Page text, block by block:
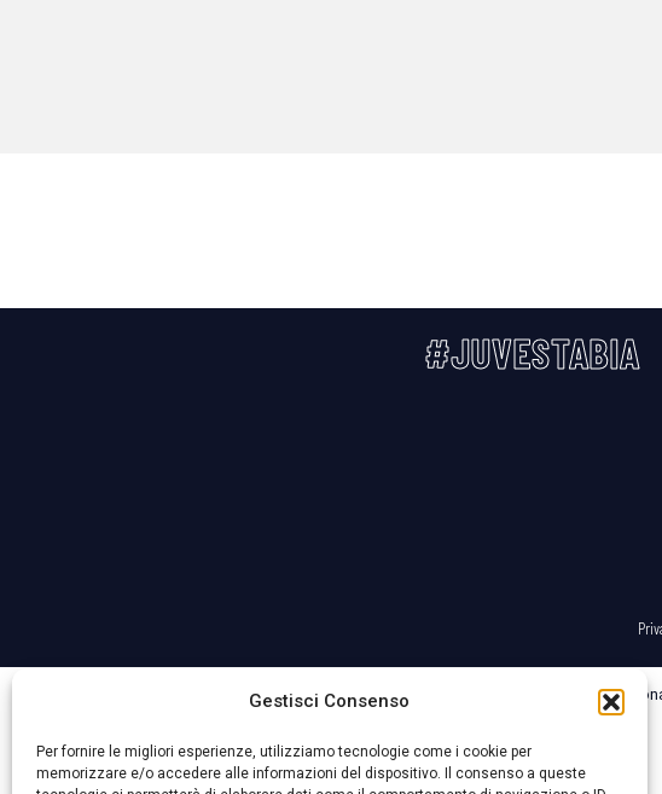
Gestisci Consenso
Per fornire le migliori esperienze, utilizziamo tecnologie come i cookie per
memorizzare e/o accedere alle informazioni del dispositivo. Il consenso a queste
#JUVESTABIA
La Società ha nominato il Responsabile della Protezione dei Dati